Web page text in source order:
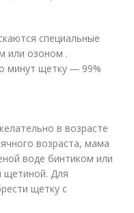
специальные
или озоном .
минут щетку ― 99%
в возрасте
возраста, мама
воде бинтиком или
щетиной. Для
щетку с